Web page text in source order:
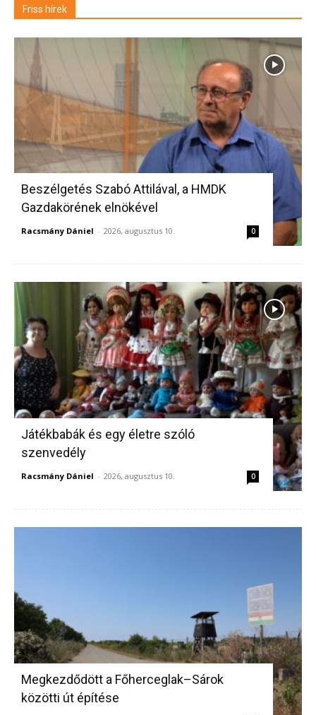
Friss hírek
Beszélgetés Szabó Attilával, a HMDK
Gazdakörének elnökével
Racsmány Dániel - 2026, augusztus 10. 0
Játékbabák és egy életre szóló
szenvedély
Racsmány Dániel - 2026, augusztus 10. 0
Megkezdődött a Főherceglak–Sárok
közötti út építése